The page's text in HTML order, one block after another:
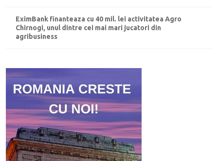
EximBank finanteaza cu 40 mil. lei activitatea Agro
Chirnogi, unul dintre cei mai mari jucatori din
agribusiness